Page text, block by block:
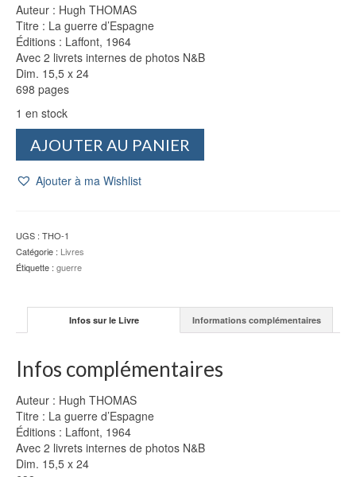
Auteur : Hugh THOMAS
Titre : La guerre d’Espagne
Éditions : Laffont, 1964
Avec 2 livrets internes de photos N&B
Dim. 15,5 x 24
698 pages
1 en stock
guerre
Hugh
THOMAS
AJOUTER AU PANIER
Ajouter à ma Wishlist
UGS : THO-1
Catégorie : Livres
Étiquette : guerre
Infos sur le Livre Informations complémentaires
Infos complémentaires
Auteur : Hugh THOMAS
Titre : La guerre d’Espagne
Éditions : Laffont, 1964
Avec 2 livrets internes de photos N&B
Dim. 15,5 x 24